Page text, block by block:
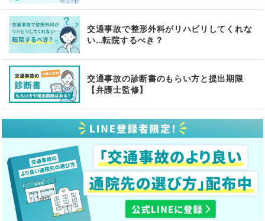
交通事故で整形外科がリハビリしてくれな
い…転院するべき？
交通事故の診断書のもらい方と提出期限
【弁護士監修】